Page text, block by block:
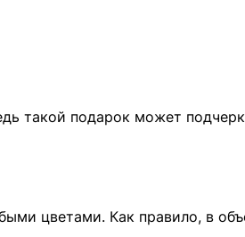
такой подарок может
цветами. Как правило, в